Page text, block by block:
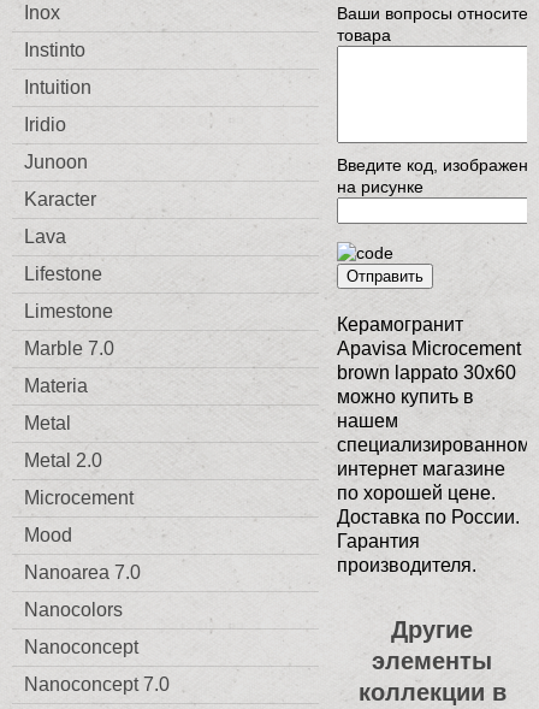
Inox
Instinto
Intuition
Iridio
Junoon
Karacter
Lava
Lifestone
Limestone
Marble 7.0
Materia
Metal
Metal 2.0
Microcement
Mood
Nanoarea 7.0
Nanocolors
Nanoconcept
Nanoconcept 7.0
Ваши вопросы
товара
Введите код,
на рисунке
Отправить
Керамогранит
Apavisa Microcement
brown lappato 30x60
можно купить в
нашем
специализированном
интернет магазине
по хорошей цене.
Доставка по России.
Гарантия
производителя.
Другие
элементы
коллекции в